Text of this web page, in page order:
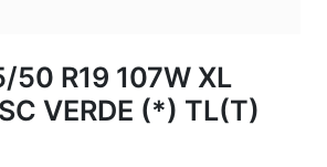
50 R19 107W XL
VERDE (*) TL(T)